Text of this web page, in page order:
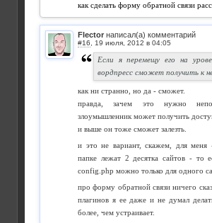
как сделать форму обратной связи
Flector написал(а) комментарий
#16
Если я перемещу его на
вордпресс сможет получить к
как ни странно, но да - сможет.
правда, зачем это нужно
злоумышленник может получить
и выше он тоже сможет залезть.
и это не вариант, скажем, для
папке лежат 2 десятка сайтов - то
config.php можно только для одного
про форму обратной связи ничего
плагинов я ее даже и не думал
более, чем устраивает.